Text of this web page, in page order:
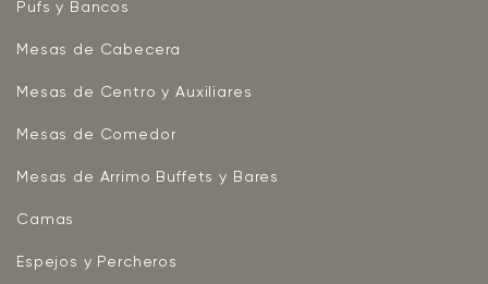
Pufs y Bancos
Mesas de Cabecera
Mesas de Centro y Auxiliares
Mesas de Comedor
Mesas de Arrimo Buffets y Bares
Camas
Espejos y Percheros